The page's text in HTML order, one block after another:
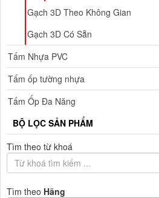
Gạch 3D Theo Không Gian
Gạch 3D Có Sẵn
Tấm Nhựa PVC
Tấm ốp tường nhựa
Tấm Ốp Đa Năng
BỘ LỌC SẢN PHẨM
Tìm theo từ khoá
Tìm theo Hãng